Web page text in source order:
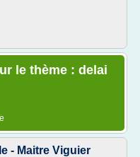
le thème : delai
- Maitre Viguier